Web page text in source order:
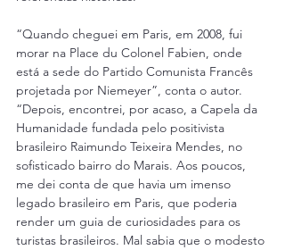
“Quando cheguei em Paris, em 2008, fui
morar na Place du Colonel Fabien, onde
está a sede do Partido Comunista Francês
projetada por Niemeyer”, conta o autor.
“Depois, encontrei, por acaso, a Capela da
Humanidade fundada pelo positivista
brasileiro Raimundo Teixeira Mendes, no
sofisticado bairro do Marais. Aos poucos,
me dei conta de que havia um imenso
legado brasileiro em Paris, que poderia
render um guia de curiosidades para os
turistas brasileiros. Mal sabia que o modesto